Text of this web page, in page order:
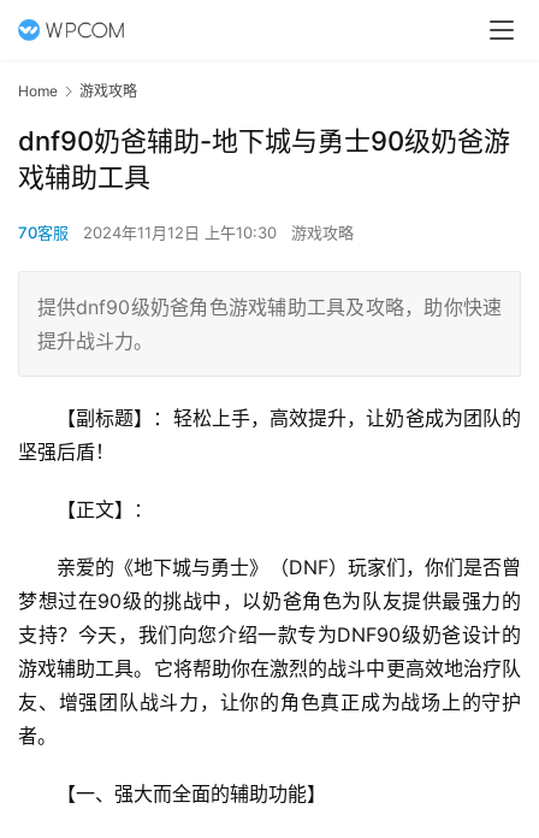
Home 游戏攻略
dnf90奶爸辅助-地下城与勇士90级奶爸游
戏辅助工具
70客服 2024年11月12日 上午10:30 游戏攻略
提供dnf90级奶爸角色游戏辅助工具及攻略，助你快速
提升战斗力。
【副标题】：轻松上手，高效提升，让奶爸成为团队的
坚强后盾！
【正文】：
亲爱的《地下城与勇士》（DNF）玩家们，你们是否曾
梦想过在90级的挑战中，以奶爸角色为队友提供最强力的
支持？今天，我们向您介绍一款专为DNF90级奶爸设计的
游戏辅助工具。它将帮助你在激烈的战斗中更高效地治疗队
友、增强团队战斗力，让你的角色真正成为战场上的守护
者。
【一、强大而全面的辅助功能】